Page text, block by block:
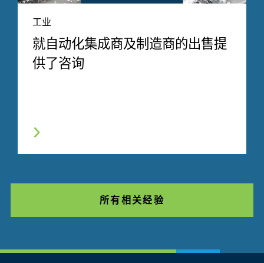
工业
就自动化集成商及制造商的出售提
供了咨询
所有相关经验